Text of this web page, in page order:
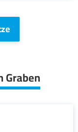
Graben